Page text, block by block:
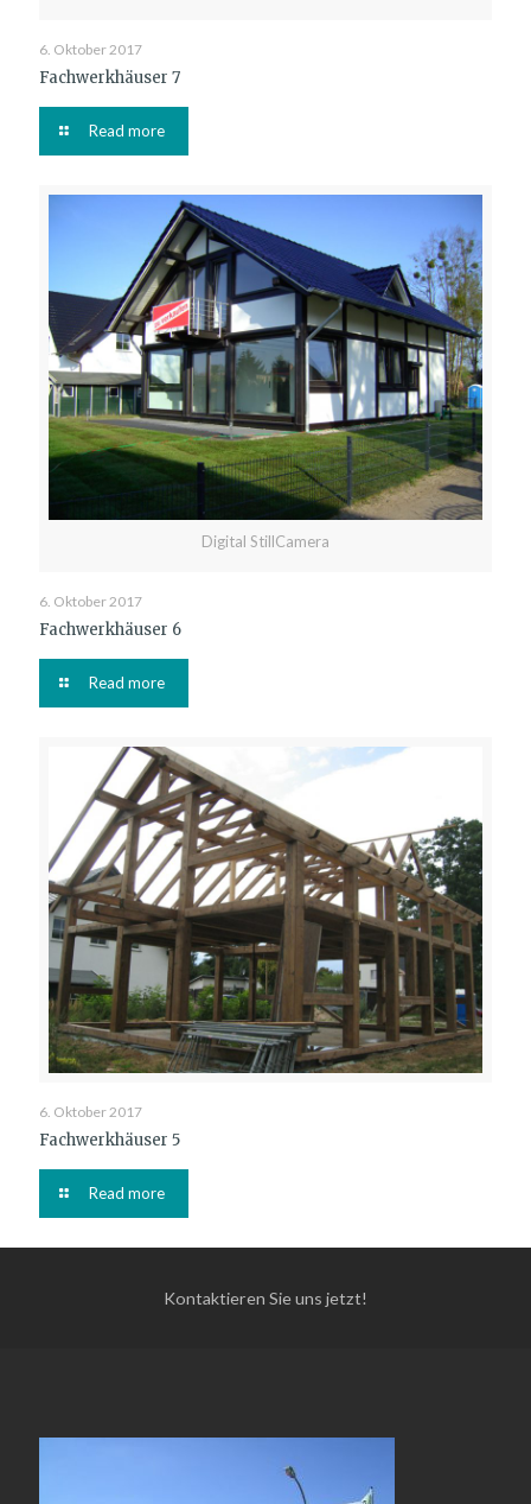
6. Oktober 2017
Fachwerkhäuser 7
Read more
Digital StillCamera
6. Oktober 2017
Fachwerkhäuser 6
Read more
6. Oktober 2017
Fachwerkhäuser 5
Read more
Kontaktieren Sie uns jetzt!